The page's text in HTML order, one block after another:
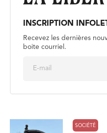
INSCRIPTION
Recevez les dernières
boite courriel.
SOCIÉTÉ